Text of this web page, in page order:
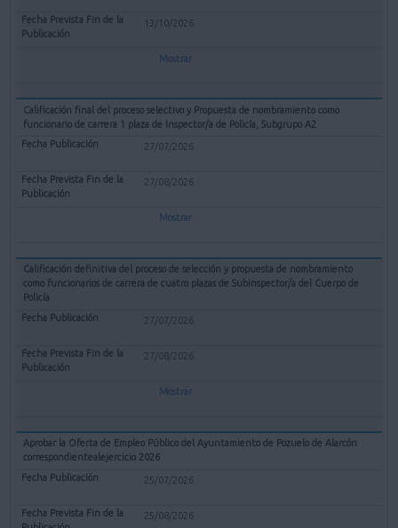
13/10/2026
Mostrar
Calificación final del proceso selectivo y Propuesta de nombramiento como
funcionario de carrera 1 plaza de Inspector/a de Policía, Subgrupo A2
27/07/2026
27/08/2026
Mostrar
Calificación definitiva del proceso de selección y propuesta de nombramiento
como funcionarios de carrera de cuatro plazas de Subinspector/a del Cuerpo de
Policía
27/07/2026
27/08/2026
Mostrar
Aprobar la Oferta de Empleo Público del Ayuntamiento de Pozuelo de Alarcón
correspondientealejercicio 2026
25/07/2026
25/08/2026